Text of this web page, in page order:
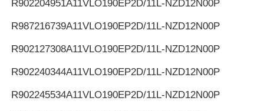
R902204951A11VLO190EP2D/11L-NZD12N00P
R987216739A11VLO190EP2D/11L-NZD12N00P
R902127308A11VLO190EP2D/11L-NZD12N00P
R902240344A11VLO190EP2D/11L-NZD12N00P
R902245534A11VLO190EP2D/11L-NZD12N00P